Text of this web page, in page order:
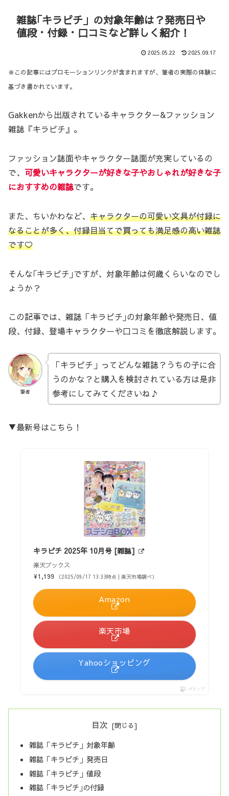
雑誌｢キラピチ」の対象年齢は？発売日や
値段・付録・口コミなど詳しく紹介！
2025.05.22 2025.09.17
※この記事にはプロモーションリンクが含まれますが、筆者の実際の体験に
基づき書かれています。
Gakkenから出版されているキャラクター&ファッション
雑誌『キラピチ』。
ファッション誌面やキャラクター誌面が充実しているの
で、 可愛いキャラクターが好きな子やおしゃれが好きな子
におすすめの雑誌です。
また、ちいかわなど、 キャラクターの可愛い文具が付録に
なることが多く、付録目当てで買っても満足感の高い雑誌
です♡
そんな｢キラピチ｣ですが、対象年齢は何歳くらいなのでし
ょうか？
この記事では、雑誌「キラピチ｣の対象年齢や発売日、値
段、付録、登場キャラクターや口コミを徹底解説します。
筆者
「キラピチ」ってどんな雑誌？うちの子に合
うのかな？と購入を検討されている方は是非
参考にしてみてくださいね♪
▼最新号はこちら！
キラピチ 2025年 10月号 [雑誌]
楽天ブックス
¥1,199
（2025/09/17 13:33時点 | 楽天市場調べ）
Amazon
楽天市場
Yahooショッピング
ポチップ
目次
雑誌「キラピチ」対象年齢
雑誌「キラピチ」発売日
雑誌「キラピチ」値段
雑誌「キラピチ｣の付録